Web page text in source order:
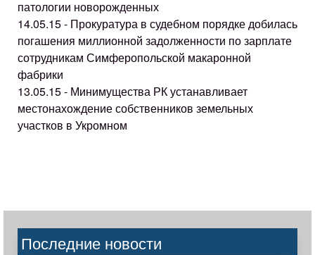
патологии новорожденных
14.05.15 - Прокуратура в судебном порядке добилась
погашения миллионной задолженности по зарплате
сотрудникам Симферопольской макаронной
фабрики
13.05.15 - Минимущества РК устанавливает
местонахождение собственников земельных
участков в Укромном
Последние новости